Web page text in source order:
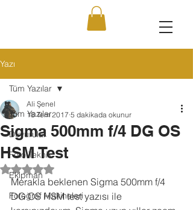
Yazı
Tüm Yazılar
Duyurular
Foto Teknik
Ekipman
Fotoğraf Makineleri
Tüm Yazılar
Sigma 500mm f/4 DG OS
HSM Test
Ali Şenel
18 Tem 2017 5 dakikada okunur
5 üzerinden NaN yıldız
Merakla beklenen Sigma 500mm f/4
DG OS HSM test yazısı ile